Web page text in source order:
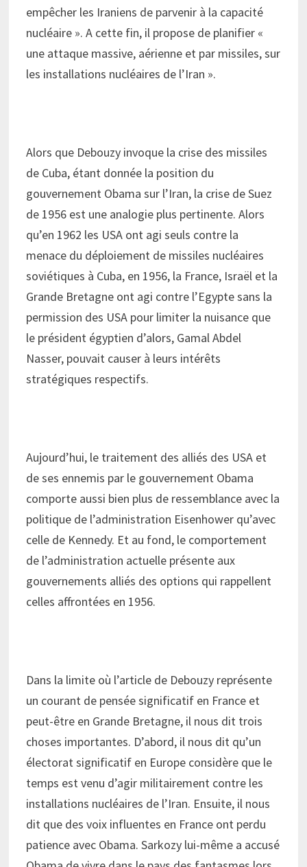
empêcher les Iraniens de parvenir à la capacité
nucléaire ». A cette fin, il propose de planifier «
une attaque massive, aérienne et par missiles, sur
les installations nucléaires de l’Iran ».
Alors que Debouzy invoque la crise des missiles
de Cuba, étant donnée la position du
gouvernement Obama sur l’Iran, la crise de Suez
de 1956 est une analogie plus pertinente. Alors
qu’en 1962 les USA ont agi seuls contre la
menace du déploiement de missiles nucléaires
soviétiques à Cuba, en 1956, la France, Israël et la
Grande Bretagne ont agi contre l’Egypte sans la
permission des USA pour limiter la nuisance que
le président égyptien d’alors, Gamal Abdel
Nasser, pouvait causer à leurs intérêts
stratégiques respectifs.
Aujourd’hui, le traitement des alliés des USA et
de ses ennemis par le gouvernement Obama
comporte aussi bien plus de ressemblance avec la
politique de l’administration Eisenhower qu’avec
celle de Kennedy. Et au fond, le comportement
de l’administration actuelle présente aux
gouvernements alliés des options qui rappellent
celles affrontées en 1956.
Dans la limite où l’article de Debouzy représente
un courant de pensée significatif en France et
peut-être en Grande Bretagne, il nous dit trois
choses importantes. D’abord, il nous dit qu’un
électorat significatif en Europe considère que le
temps est venu d’agir militairement contre les
installations nucléaires de l’Iran. Ensuite, il nous
dit que des voix influentes en France ont perdu
patience avec Obama. Sarkozy lui-même a accusé